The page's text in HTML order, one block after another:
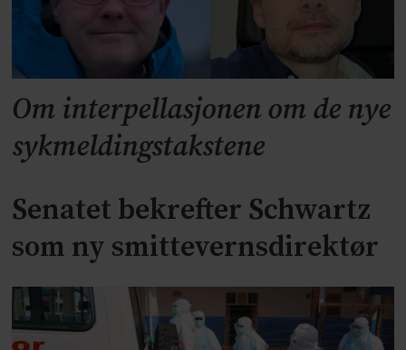
Om interpellasjonen om de nye
sykmeldingstakstene
Senatet bekrefter Schwartz
som ny smittevernsdirektør